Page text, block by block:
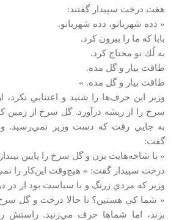
هفت درخت سپيدار گفتند:
« دده شهربانو، دده شهربانو.
بابا كه ما را بيرون كرد.
به لُك نو محتاج كرد.
طاقت بيار و گل مده.
طاقت بيار و گل مده. »
وزير اين حرف‌ها را شنيد و اعتنايي نكرد،
سرخ را از ريشه درآورد. گل سرخ از زمين
به جايي رفت كه دست وزير نمي‌رسيد.
گفت:
« با شاخه‌هايت بزن و گل سرخ را پايين
درخت سپيدار گفت: « هيچ‌وقت اين‌كار را
وزير كه مردي زرنگ و با سياست بود از در
« شما كي هستين؟ تا حالا درخت و گل
بزند، اما شماها حرف مي‌زنيد. راستش